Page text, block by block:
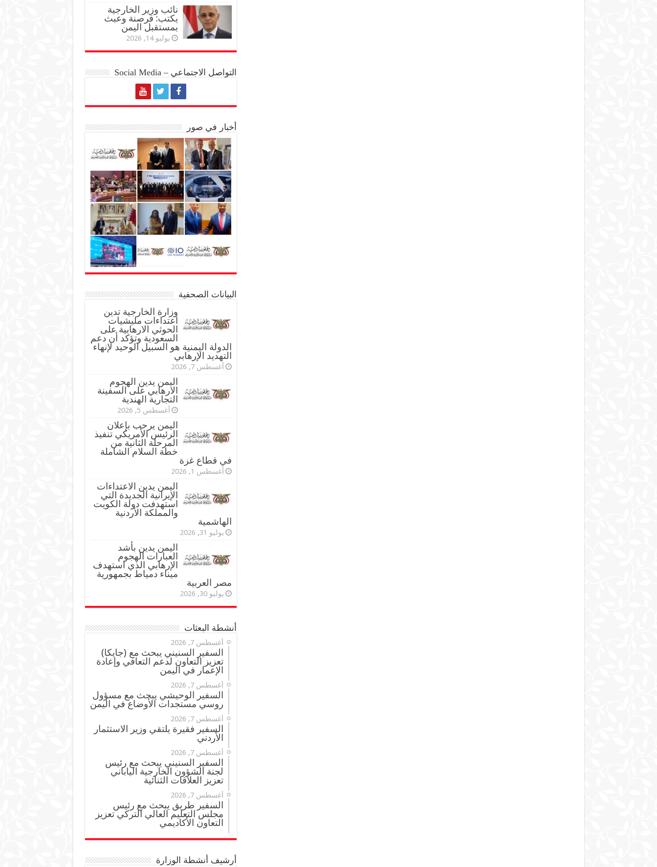
نائب وزير الخارجية
يكتب: قرصنة وعبث
بمستقبل اليمن
يوليو 14, 2026
التواصل الاجتماعي – Social Media
أخبار في صور
البيانات الصحفية
وزارة الخارجية تدين
اعتداءات مليشيات
الحوثي الارهابية على
السعودية وتؤكد أن دعم
الدولة اليمنية هو السبيل الوحيد لإنهاء
التهديد الإرهابي
أغسطس 7, 2026
اليمن يدين الهجوم
الارهابي على السفينة
التجارية الهندية
أغسطس 5, 2026
اليمن يرحب بإعلان
الرئيس الأمريكي تنفيذ
المرحلة الثانية من
خطة السلام الشاملة
في قطاع غزة
أغسطس 1, 2026
اليمن يدين الاعتداءات
الإيرانية الجديدة التي
استهدفت دولة الكويت
والمملكة الأردنية
الهاشمية
يوليو 31, 2026
اليمن يدين بأشد
العبارات الهجوم
الإرهابي الذي استهدف
ميناء دمياط بجمهورية
مصر العربية
يوليو 30, 2026
أنشطة البعثات
أغسطس 7, 2026
السفير السنيني يبحث مع (جايكا)
تعزيز التعاون لدعم التعافي وإعادة
الإعمار في اليمن
أغسطس 7, 2026
السفير الوحيشي يبحث مع مسؤول
روسي مستجدات الأوضاع في اليمن
أغسطس 7, 2026
السفير فقيرة يلتقي وزير الاستثمار
الأردني
أغسطس 7, 2026
السفير السنيني يبحث مع رئيس
لجنة الشؤون الخارجية الياباني
تعزيز العلاقات الثنائية
أغسطس 7, 2026
السفير طريق يبحث مع رئيس
مجلس التعليم العالي التركي تعزيز
التعاون الأكاديمي
أرشيف أنشطة الوزارة